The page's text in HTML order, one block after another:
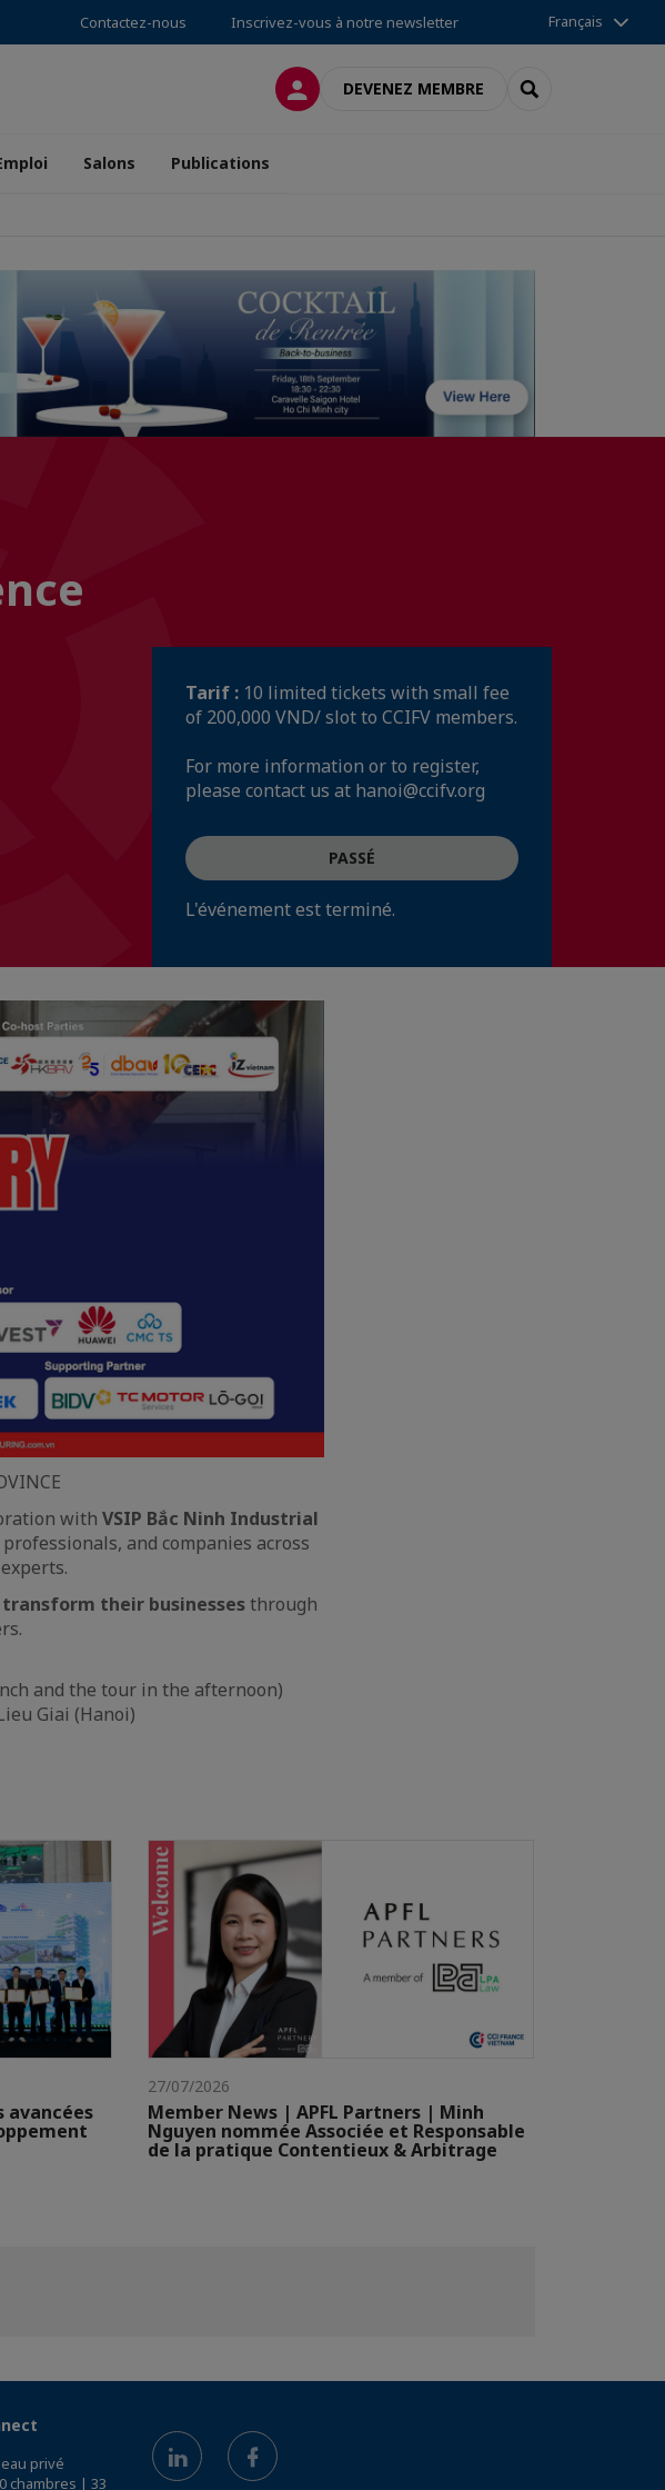
Contactez-nous Inscrivez-vous à notre newsletter Français
CONNEXIONDEVENEZ MEMBRE RECHERCHER
Salons Publications
Tarif : 10 limited tickets with small fee
of 200,000 VND/ slot to CCIFV members.
For more information or to register,
please contact us at hanoi@ccifv.org
PASSÉ
L'événement est terminé.
with VSIP Bắc Ninh Industrial
and companies across
transform their businessesthrough
and the tour in the afternoon)
Giai (Hanoi)
avancées
27/07/2026
Member News | APFL Partners | Minh
Nguyen nommée Associée et Responsable
de la pratique Contentieux & Arbitrage
privé
chambres | 33